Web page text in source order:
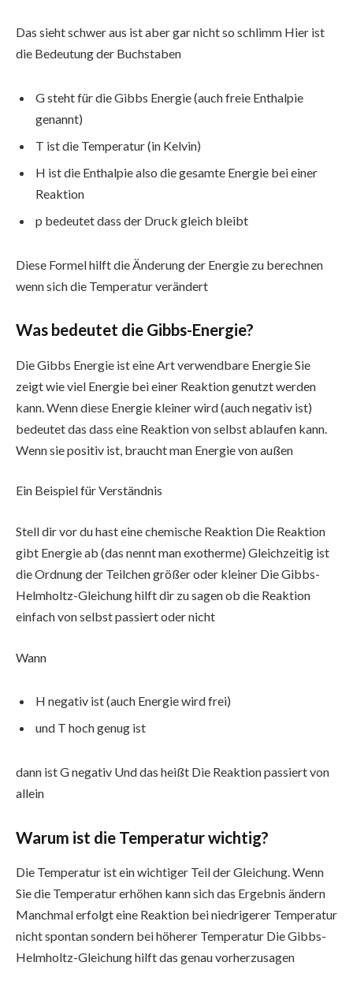
Das sieht schwer aus ist aber gar nicht so schlimm Hier ist
die Bedeutung der Buchstaben
G steht für die Gibbs Energie (auch freie Enthalpie
genannt)
T ist die Temperatur (in Kelvin)
H ist die Enthalpie also die gesamte Energie bei einer
Reaktion
p bedeutet dass der Druck gleich bleibt
Diese Formel hilft die Änderung der Energie zu berechnen
wenn sich die Temperatur verändert
Was bedeutet die Gibbs-Energie?
Die Gibbs Energie ist eine Art verwendbare Energie Sie
zeigt wie viel Energie bei einer Reaktion genutzt werden
kann. Wenn diese Energie kleiner wird (auch negativ ist)
bedeutet das dass eine Reaktion von selbst ablaufen kann.
Wenn sie positiv ist, braucht man Energie von außen
Ein Beispiel für Verständnis
Stell dir vor du hast eine chemische Reaktion Die Reaktion
gibt Energie ab (das nennt man exotherme) Gleichzeitig ist
die Ordnung der Teilchen größer oder kleiner Die Gibbs-
Helmholtz-Gleichung hilft dir zu sagen ob die Reaktion
einfach von selbst passiert oder nicht
Wann
H negativ ist (auch Energie wird frei)
und T hoch genug ist
dann ist G negativ Und das heißt Die Reaktion passiert von
allein
Warum ist die Temperatur wichtig?
Die Temperatur ist ein wichtiger Teil der Gleichung. Wenn
Sie die Temperatur erhöhen kann sich das Ergebnis ändern
Manchmal erfolgt eine Reaktion bei niedrigerer Temperatur
nicht spontan sondern bei höherer Temperatur Die Gibbs-
Helmholtz-Gleichung hilft das genau vorherzusagen